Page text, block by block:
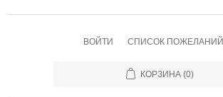
ВОЙТИ СПИСОК ПОЖЕЛАНИЙ
КОРЗИНА (0)